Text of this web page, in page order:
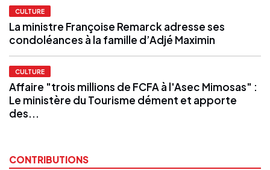
CULTURE
La ministre Françoise Remarck adresse ses
condoléances à la famille d’Adjé Maximin
CULTURE
Affaire "trois millions de FCFA à l'Asec Mimosas" :
Le ministère du Tourisme dément et apporte
des...
CONTRIBUTIONS